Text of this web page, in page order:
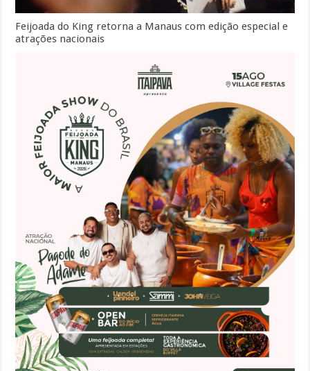
Feijoada do King retorna a Manaus com edição especial e
atrações nacionais